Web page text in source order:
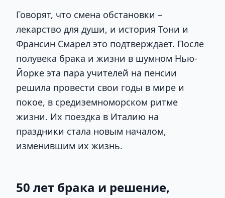
Говорят, что смена обстановки –
лекарство для души, и история Тони и
Франсин Смарел это подтверждает. После
полувека брака и жизни в шумном Нью-
Йорке эта пара учителей на пенсии
решила провести свои годы в мире и
покое, в средиземноморском ритме
жизни. Их поездка в Италию на
праздники стала новым началом,
изменившим их жизнь.
50 лет брака и решение,